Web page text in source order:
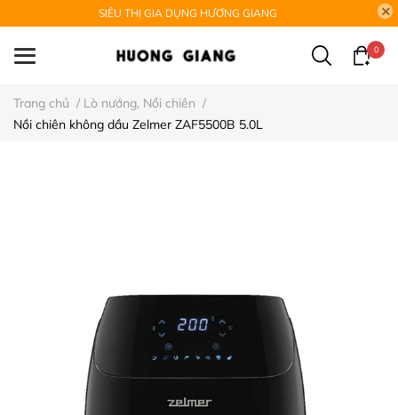
SIÊU THỊ GIA DỤNG HƯƠNG GIANG
0
Trang chủ / Lò nướng, Nồi chiên /
Nồi chiên không dầu Zelmer ZAF5500B 5.0L